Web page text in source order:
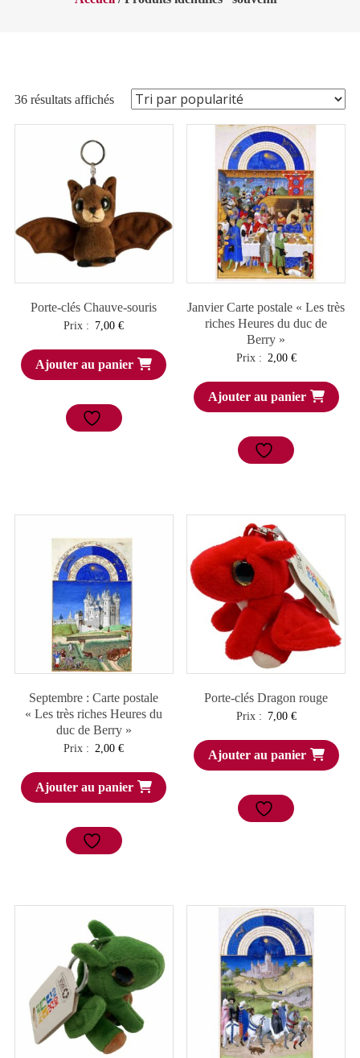
36 résultats affichésTrié
par
Porte-clés Chauve-souris
Prix : 7,00€
Ajouter au panier
Janvier Carte postale « Les très
riches Heures du duc de
Berry »
Prix : 2,00 €
Ajouter au panier
Septembre : Carte postale
« Les très riches Heures du
duc de Berry »
Prix : 2,00€
Ajouter au panier
Porte-clés Dragon rouge
Prix : 7,00 €
Ajouter au panier